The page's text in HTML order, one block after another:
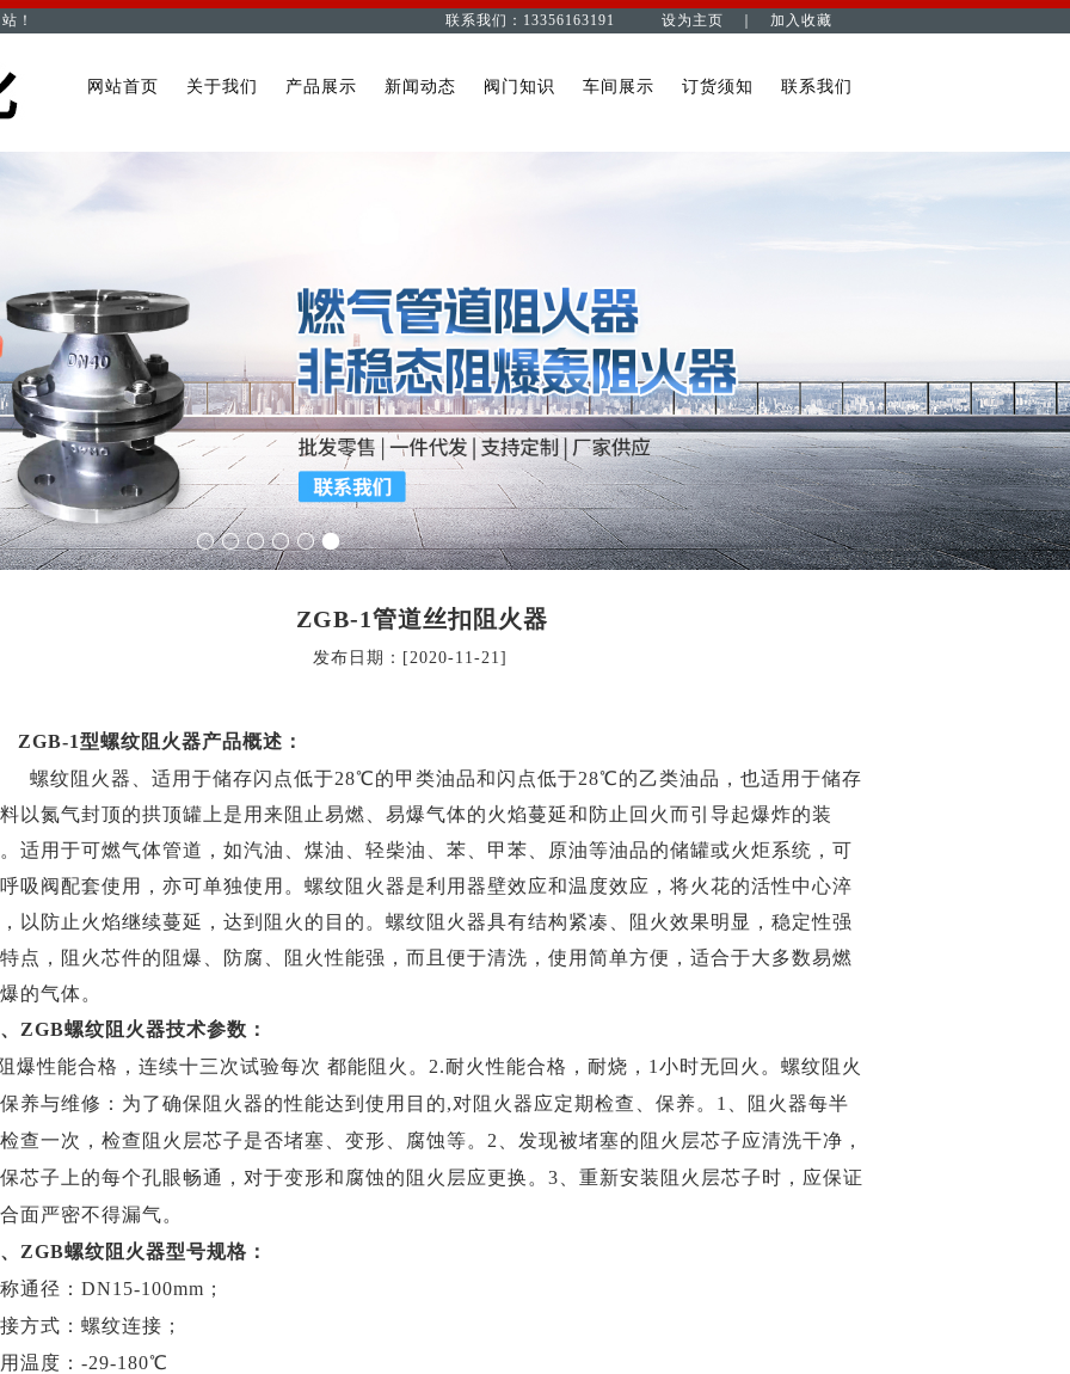
！ 联系我们：13356163191 设为主页 ｜ 加入收藏
网站首页 关于我们 产品展示 新闻动态 阀门知识 车间展示 订货须知 联系我们
ZGB-1管道丝扣阻火器
发布日期：[2020-11-21]
ZGB-1型螺纹阻火器产品概述 ：
螺纹阻火器、 适用于储存闪点低于28℃的甲类油品和闪点低于28℃的乙类油品，也适用于储存
以氮气封顶的拱顶罐上 是用来阻止易燃、易爆气体的火焰蔓延和防止回火而引导起爆炸的装
适用于可燃气体管道，如汽油、煤油、轻柴油、苯、甲苯、原油等油品的储罐或火炬系统，可
吸阀配套使用，亦可单独使用。 螺纹阻火器是利用器壁效应和温度效应，将火花的活性中心淬
以防止火焰继续蔓延，达到阻火的目的。螺纹阻火器具有结构紧凑、阻火效果明显，稳定性强
点，阻火芯件的阻爆、防腐、阻火性能强，而且便于清洗，使用简单方便，适合于大多数易燃
的气体。
ZGB螺纹阻火器技术参数：
爆性能合格，连续十三次试验每次 都能阻火。2.耐火性能合格，耐烧，1小时无回火。 螺纹阻火
养与维修：为了确保阻火器的性能达到使用目的,对阻火器应定期检查、保养。1、阻火器每半
查一次，检查阻火层芯子是否堵塞、变形、腐蚀等。2、发现被堵塞的阻火层芯子应清洗干净，
芯子上的每个孔眼畅通，对于变形和腐蚀的阻火层应更换。3、重新安装阻火层芯子时，应保证
面严密不得漏气。
ZGB螺纹阻火器型号规格：
通径：DN15-100mm；
方式：螺纹连接；
温度：-29-180℃